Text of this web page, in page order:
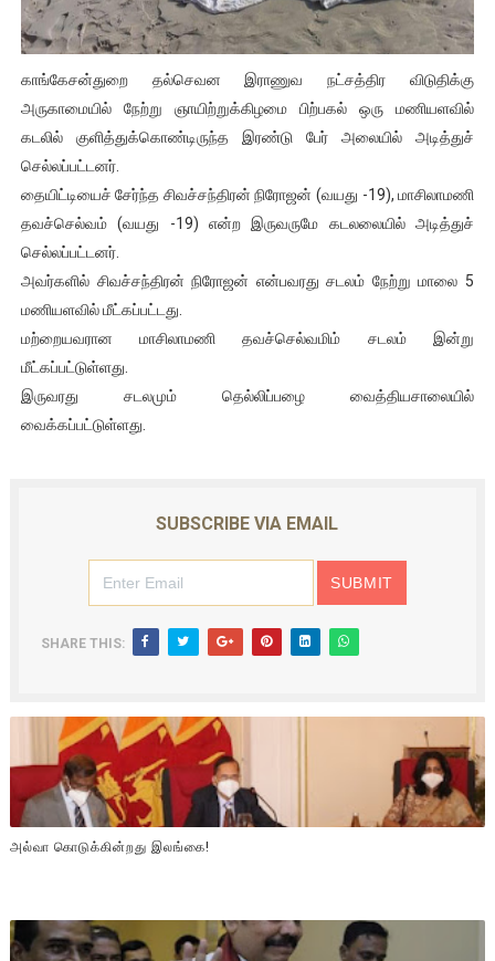
ஐ.நா முன்றலில் சீரற்ற காலநிலையிலும் தமிழின அழிப்பிற்கு
இளையராஜா – கமல் அவசர சந்திப்பு (படங்கள், விடியோ)
ஜனாதிபதி ஐக்கிய நாடுகளின் பொதுச் சபை கூட்டத்தில் இன்று
32 CM விநோத கன்றுக்குட்டி! (வீடியோ)
வலிமை தான் அஜித் திரைப்பயணத்திலே அதிக காலெக்ஷன் செய்த
காங்கேசன்துறை தல்செவன இராணுவ நட்சத்திர விடுதிக்கு
அருகாமையில் நேற்று ஞாயிற்றுக்கிழமை பிற்பகல் ஒரு மணியளவில்
கடலில் குளித்துக்கொண்டிருந்த இரண்டு பேர் அலையில் அடித்துச்
செல்லப்பட்டனர்.
தையிட்டியைச் சேர்ந்த சிவச்சந்திரன் நிரோஜன் (வயது -19), மாசிலாமணி
தவச்செல்வம் (வயது -19) என்ற இருவருமே கடலலையில் அடித்துச்
செல்லப்பட்டனர்.
அவர்களில் சிவச்சந்திரன் நிரோஜன் என்பவரது சடலம் நேற்று மாலை 5
மணியளவில் மீட்கப்பட்டது.
மற்றையவரான மாசிலாமணி தவச்செல்வமிம் சடலம் இன்று
மீட்கப்பட்டுள்ளது.
இருவரது சடலமும் தெல்லிப்பழை வைத்தியசாலையில்
வைக்கப்பட்டுள்ளது.
SUBSCRIBE VIA EMAIL
SHARE THIS:
அல்வா கொடுக்கின்றது இலங்கை!